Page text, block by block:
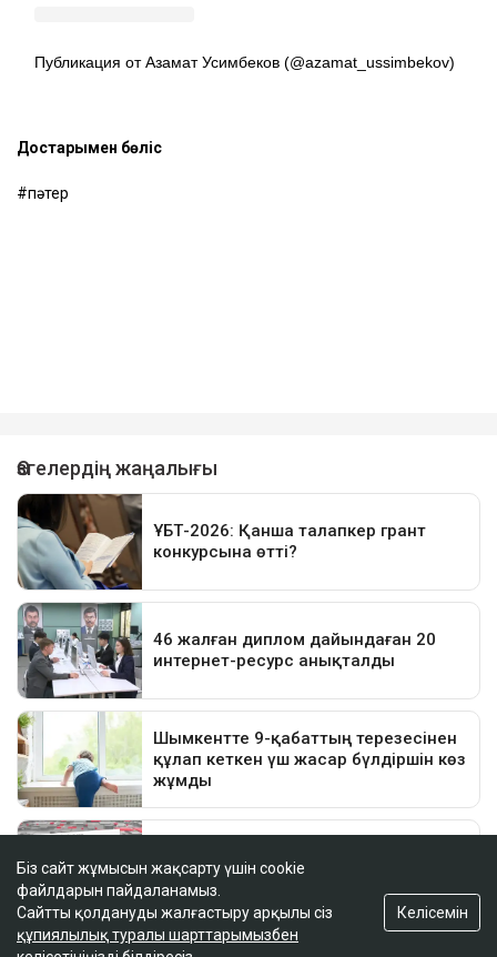
Публикация от Азамат Усимбеков (@azamat_ussimbekov)
Достарыңмен бөліс
пәтер
Біз сайт жұмысын жақсарту үшін cookie
файлдарын пайдаланамыз.
Сайтты қолдануды жалғастыру арқылы сіз
құпиялылық туралы шарттарымызбен
Келісемін